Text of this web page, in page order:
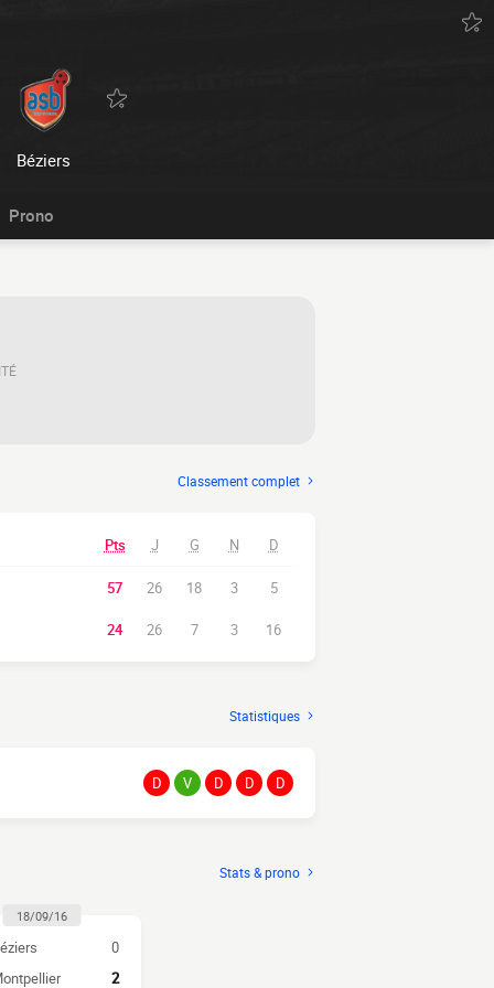
Béziers
Prono
Classement complet
Pts J G N D
57 26 18 3 5
24 26 7 3 16
Statistiques
D V D D D
Stats & prono
18/09/16
0
2